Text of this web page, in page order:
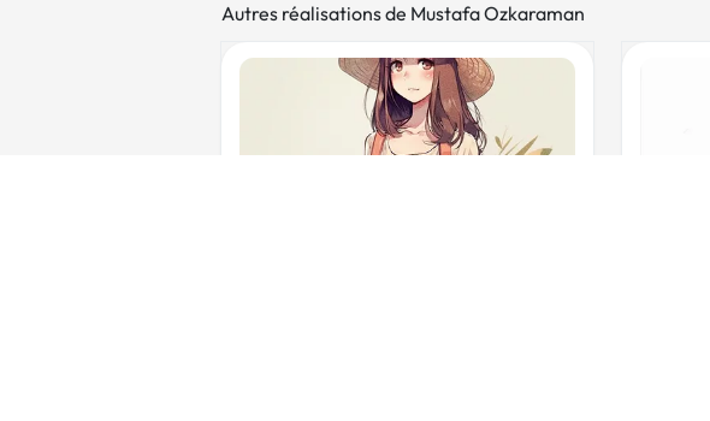
Autres réalisations de Mustafa Ozkaraman